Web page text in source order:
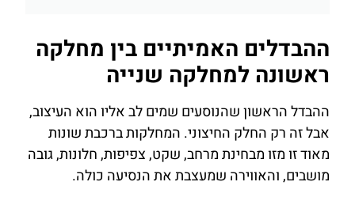
ההבדלים האמיתיים בין מחלקה
ראשונה למחלקה שנייה
ההבדל הראשון שהנוסעים שמים לב אליו הוא העיצוב,
אבל זה רק החלק החיצוני. המחלקות ברכבת שונות
מאוד זו מזו מבחינת מרחב, שקט, צפיפות, חלונות, גובה
מושבים, והאווירה שמעצבת את הנסיעה כולה.